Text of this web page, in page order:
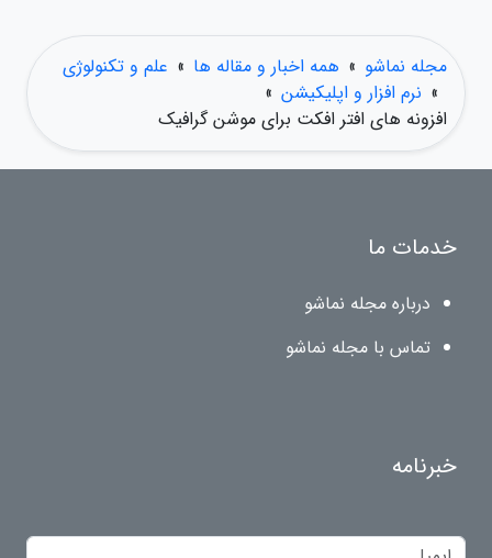
مجله نماشو » همه اخبار و مقاله ها » علم و تکنولوژی
» نرم افزار و اپلیکیشن »
افزونه های افتر افکت برای موشن گرافیک
خدمات ما
درباره مجله نماشو
تماس با مجله نماشو
خبرنامه